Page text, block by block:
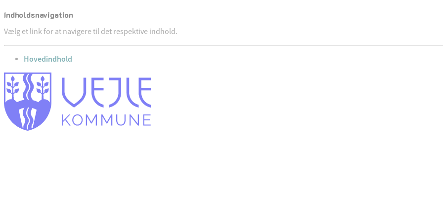
Indholdsnavigation
Vælg et link for at navigere til det respektive indhold.
gå til
Hovedindhold